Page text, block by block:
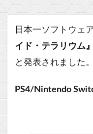
日本一ソフトウェ
イド・テラリウム』
と発表されました。
PS4/Nintendo